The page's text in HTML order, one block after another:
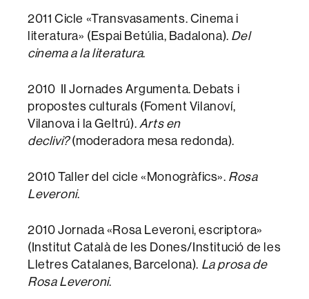
2011 Cicle «Transvasaments. Cinema i
literatura» (Espai Betúlia, Badalona). Del
cinema a la literatura.
2010 II Jornades Argumenta. Debats i
propostes culturals (Foment Vilanoví,
Vilanova i la Geltrú). Arts en
declivi?(moderadora mesa redonda).
2010 Taller del cicle «Monogràfics». Rosa
Leveroni.
2010 Jornada «Rosa Leveroni, escriptora»
(Institut Català de les Dones/Institució de les
Lletres Catalanes, Barcelona). La prosa de
Rosa Leveroni.